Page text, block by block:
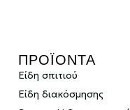
ΠΡΟΪΟΝΤΑ
Είδη σπιτιού
Είδη διακόσμησης